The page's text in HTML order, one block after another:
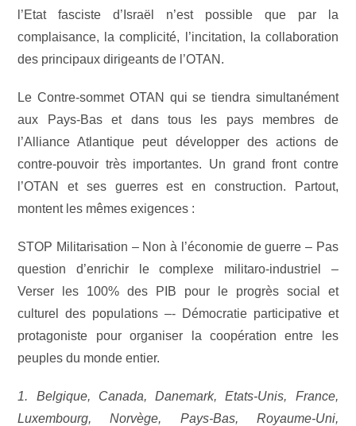
l’Etat fasciste d’Israël n’est possible que par la
complaisance, la complicité, l’incitation, la collaboration
des principaux dirigeants de l’OTAN.
Le Contre-sommet OTAN qui se tiendra simultanément
aux Pays-Bas et dans tous les pays membres de
l’Alliance Atlantique peut développer des actions de
contre-pouvoir très importantes. Un grand front contre
l’OTAN et ses guerres est en construction. Partout,
montent les mêmes exigences :
STOP Militarisation – Non à l’économie de guerre – Pas
question d’enrichir le complexe militaro-industriel –
Verser les 100% des PIB pour le progrès social et
culturel des populations –- Démocratie participative et
protagoniste pour organiser la coopération entre les
peuples du monde entier.
1. Belgique, Canada, Danemark, Etats-Unis, France,
Luxembourg, Norvège, Pays-Bas, Royaume-Uni,